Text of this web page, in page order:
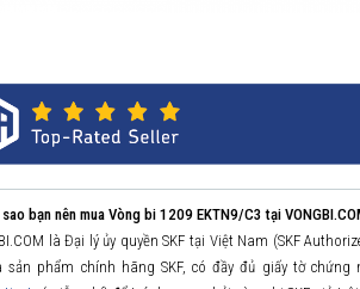
bạn nên mua Vòng bi 1209 EKTN9/C3 tại
là Đại lý ủy quyền SKF tại Việt Nam (SKF
sản phẩm chính hãng SKF, có đầy đủ giấy tờ